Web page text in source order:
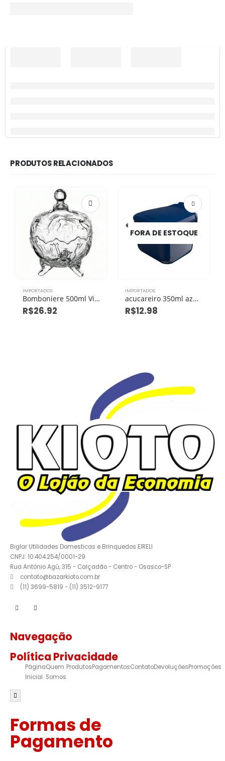
PRODUTOS RELACIONADOS
IMPORTADOS
Bomboniere 500ml Vidro 14cm X 14cm X 19cm
R$26.92
FORA DE ESTOQUE
IMPORTADOS
acucareiro 350ml azul eco
R$12.98
Biglar Utilidades Domesticas e Brinquedos EIRELI
CNPJ: 10.404.254/0001-29
Rua Antônio Agú, 315 - Calçadão - Centro - Osasco-SP
contato@bazarkioto.com.br
(11) 3699-5819 - (11) 3512-9177
Navegação
Política Privacidade
Página
Inicial
Quem
Somos
ProdutosPagamentosContatoDevoluçõesPromoções
Menu de alternância de hambúrguer
Formas de
Pagamento